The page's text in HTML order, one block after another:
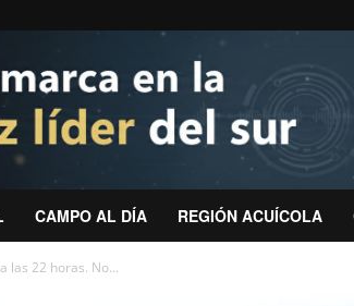
CAMPO AL DÍA REGIÓN ACUÍCOLA
las 22 horas. No...